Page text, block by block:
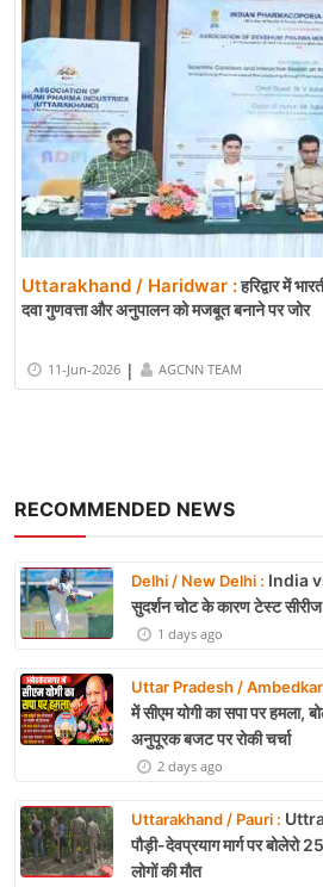
RECOMMENDED NEWS
Delhi / New Delhi : India
सुदर्शन चोट के कारण टेस्ट
1 days ago
Uttar Pradesh /
में सीएम योगी का सपा पर हमला,
अनुपूरक बजट पर रोकी चर्चा
2 days ago
Uttarakhand / Pauri :
पौड़ी-देवप्रयाग मार्ग पर बोलेरो
लोगों की मौत
Uttarakhand / Haridwar :हरिद्वार में
दवा गुणवत्ता और अनुपालन को मजबूत बनाने पर जोर
11-Jun-2026 | AGCNN TEAM